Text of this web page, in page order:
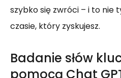
szybko się zwróci – i to nie
czasie, który zyskujesz.
Badanie słów
pomocą Chat